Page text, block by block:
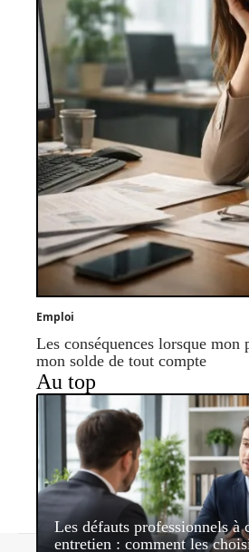
Emploi
Les conséquences lorsque mon
mon solde de tout compte
Au top
Les défauts professionnels à
entretien : comment les